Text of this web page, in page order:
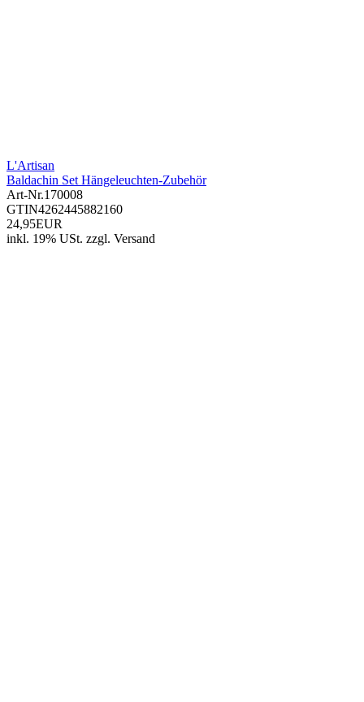
L'Artisan
Baldachin Set Hängeleuchten-Zubehör
Art-Nr.170008
GTIN4262445882160
24,95EUR
inkl. 19% USt. zzgl. Versand